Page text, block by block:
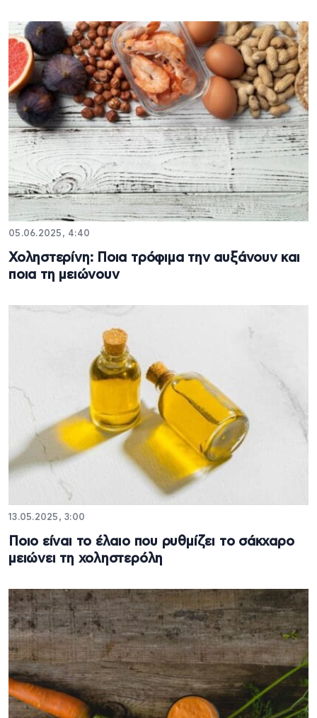
05.06.2025, 4:40
Χοληστερίνη: Ποια τρόφιμα την αυξάνουν και
ποια τη μειώνουν
13.05.2025, 3:00
Ποιο είναι το έλαιο που ρυθμίζει το σάκχαρο
μειώνει τη χοληστερόλη